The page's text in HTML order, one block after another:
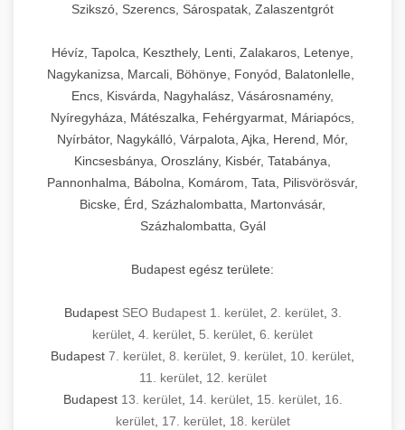
Szikszó, Szerencs, Sárospatak, Zalaszentgrót
Hévíz, Tapolca, Keszthely, Lenti, Zalakaros, Letenye,
Nagykanizsa, Marcali, Böhönye, Fonyód, Balatonlelle,
Encs, Kisvárda, Nagyhalász, Vásárosnamény,
Nyíregyháza, Mátészalka, Fehérgyarmat, Máriapócs,
Nyírbátor, Nagykálló, Várpalota, Ajka, Herend, Mór,
Kincsesbánya, Oroszlány, Kisbér, Tatabánya,
Pannonhalma, Bábolna, Komárom, Tata, Pilisvörösvár,
Bicske, Érd, Százhalombatta, Martonvásár,
Százhalombatta, Gyál
Budapest egész területe:
Budapest SEO Budapest 1. kerület, 2. kerület, 3.
kerület, 4. kerület, 5. kerület, 6. kerület
Budapest 7. kerület, 8. kerület, 9. kerület, 10. kerület,
11. kerület, 12. kerület
Budapest 13. kerület, 14. kerület, 15. kerület, 16.
kerület, 17. kerület, 18. kerület